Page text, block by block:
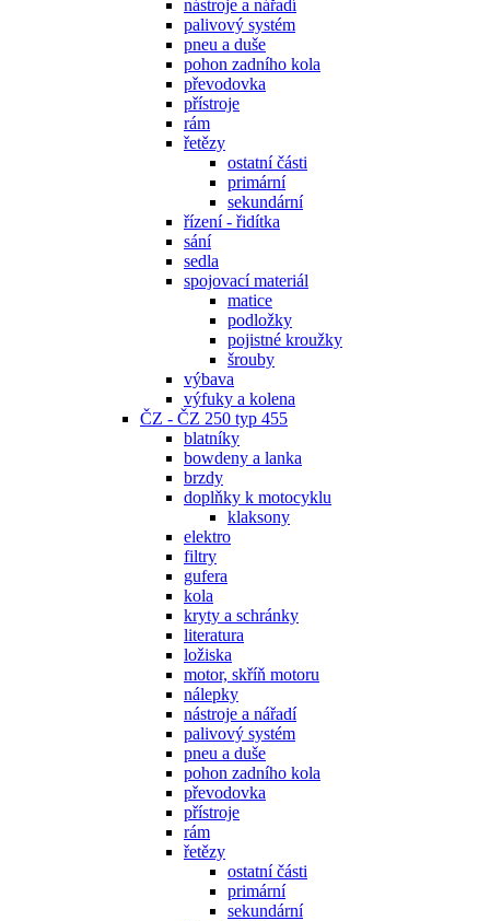
nástroje a nářadí
palivový systém
pneu a duše
pohon zadního kola
převodovka
přístroje
rám
řetězy
ostatní části
primární
sekundární
řízení - řidítka
sání
sedla
spojovací materiál
matice
podložky
pojistné kroužky
šrouby
výbava
výfuky a kolena
ČZ - ČZ 250 typ 455
blatníky
bowdeny a lanka
brzdy
doplňky k motocyklu
klaksony
elektro
filtry
gufera
kola
kryty a schránky
literatura
ložiska
motor, skříň motoru
nálepky
nástroje a nářadí
palivový systém
pneu a duše
pohon zadního kola
převodovka
přístroje
rám
řetězy
ostatní části
primární
sekundární